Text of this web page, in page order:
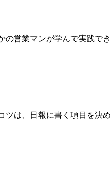
営業マンが学んで実践で
は、日報に書く項目を決